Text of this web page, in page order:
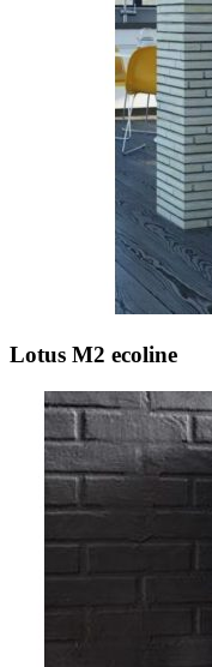
Lotus M2 ecoline